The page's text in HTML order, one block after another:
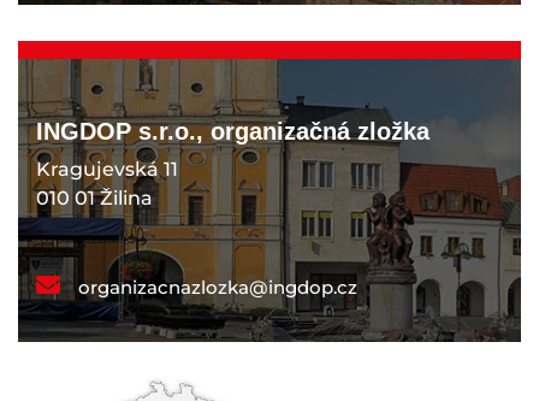
INGDOP s.r.o., organizačná zložka
Kragujevská 11
010 01 Žilina
organizacnazlozka@ingdop.cz